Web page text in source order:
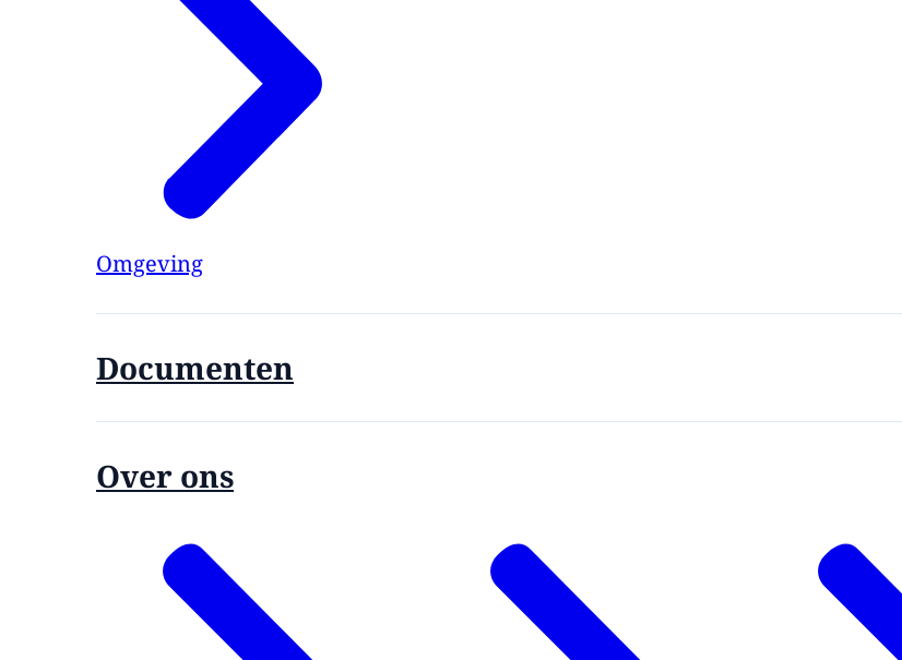
Omgeving
Documenten
Over ons